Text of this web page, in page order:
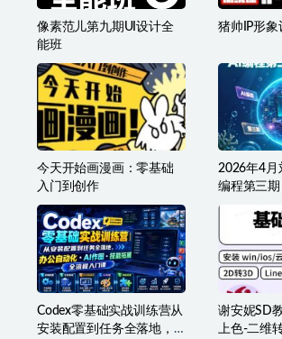
像素范儿第九期UI设计全
能班
猪帅IP形
今天开始画漫画：零基础
入门到创作
2026年4月
编程第三期
Codex零基础实战训练营从
安装配置到任务全落地，
谢安妮SD
上色-二维